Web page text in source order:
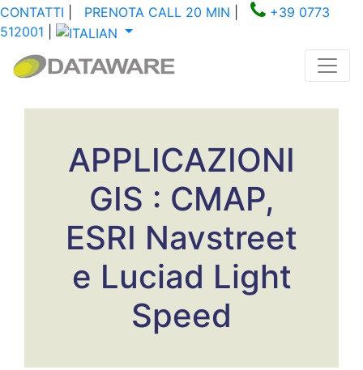
CONTATTI PRENOTA CALL 20 MIN
+39 0773
512001
APPLICAZIONI
GIS : CMAP,
ESRI Navstreet
e Luciad Light
Speed